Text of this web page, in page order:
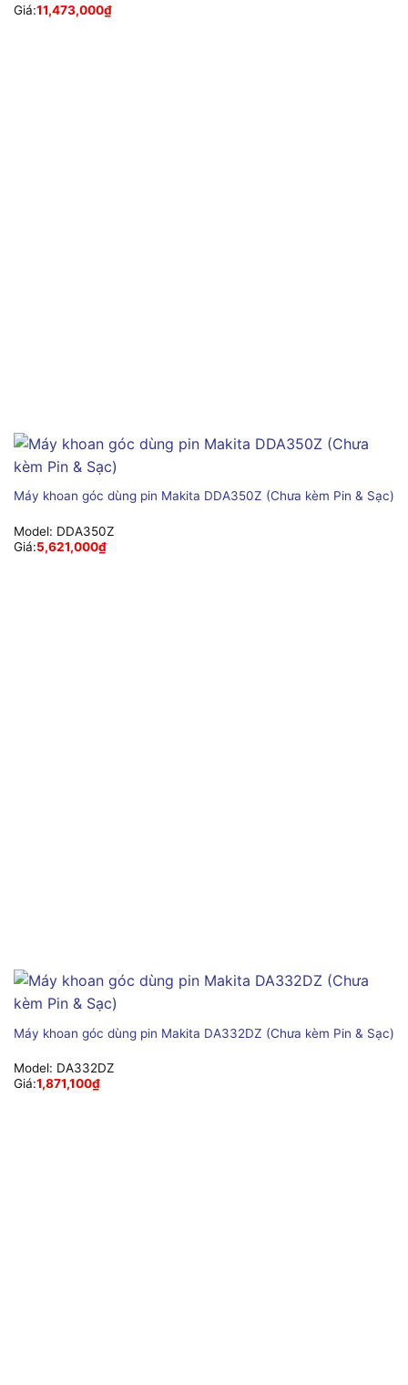
Giá:11,473,000₫
Máy khoan góc dùng pin Makita DDA350Z (Chưa kèm Pin & Sạc)
Model: DDA350Z
Giá:5,621,000₫
Máy khoan góc dùng pin Makita DA332DZ (Chưa kèm Pin & Sạc)
Model: DA332DZ
Giá:1,871,100₫